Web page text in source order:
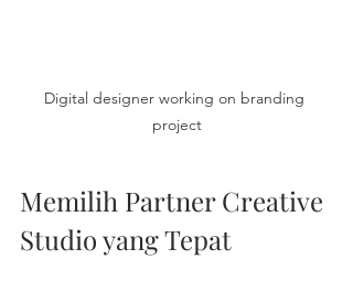
Digital designer working on branding
project
Memilih Partner Creative
Studio yang Tepat